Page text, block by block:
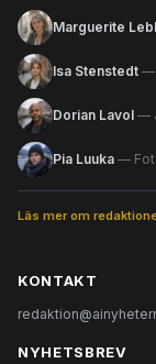
Marguerite
Isa Stenstedt —
Dorian Lavol —
Pia Luuka —
Läs mer om
KONTAKT
NYHETSBREV